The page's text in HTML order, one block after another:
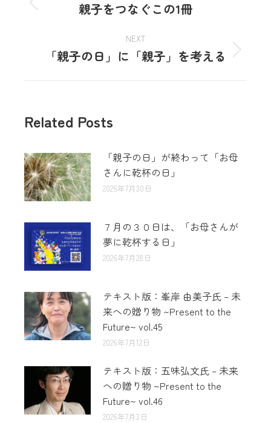
親子をつなぐこの1冊
NEXT
「親子の日」に「親子」を考える
Related Posts
「親子の日」が終わって「お母
さんに乾杯の日」
2026年7月30日
７月の３０日は、「お母さんが
夢に乾杯する日」
2026年7月28日
テキスト版：峯岸 由美子氏 – 未
来への贈り物 ~Present to the
Future~ vol.45
2026年7月12日
テキスト版：五味弘文氏 – 未来
への贈り物 ~Present to the
Future~ vol.46
2026年7月3日